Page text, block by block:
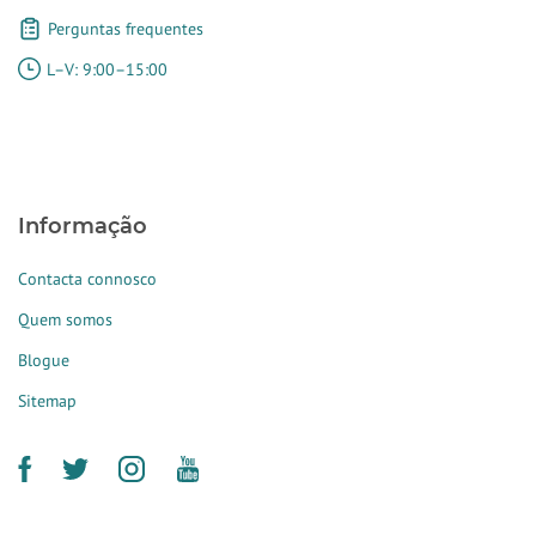
Perguntas frequentes
L–V: 9:00–15:00
Informação
Contacta connosco
Quem somos
Blogue
Sitemap